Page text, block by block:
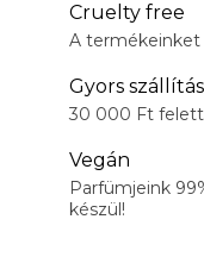
Cruelty free
A
Gyors szállítás
30 000 Ft felett
Vegán
Parfümjeink
készül!